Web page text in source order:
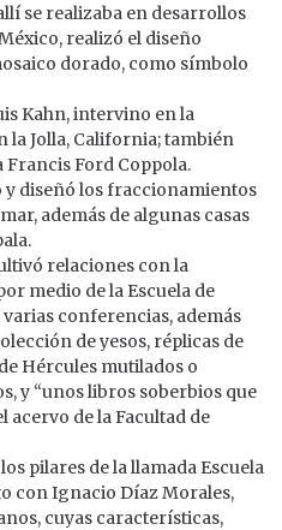
se realizaba en desarrollos
realizó el diseño
dorado, como símbolo
Kahn, intervino en la
la Jolla, California; también
Francis Ford Coppola.
y diseñó los fraccionamientos
además de algunas casas
relaciones con la
medio de la Escuela de
conferencias, además
de yesos, réplicas de
Hércules mutilados o
y “unos libros soberbios que
acervo de la Facultad de
pilares de la llamada Escuela
con Ignacio Díaz Morales,
cuyas características,